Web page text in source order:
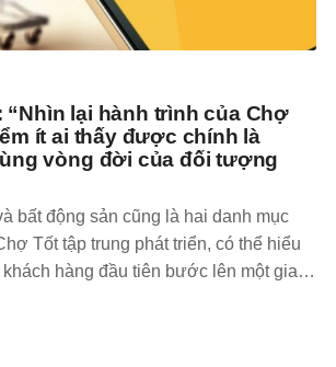
“Nhìn lại hành trình của Chợ
ít ai thấy được chính là
vòng đời của đối tượng
bất động sản cũng là hai danh mục
Tốt tập trung phát triển, có thể hiểu
hàng đầu tiên bước lên một giai